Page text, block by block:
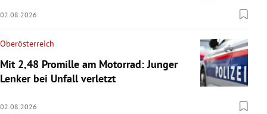
02.08.2026
Oberösterreich
Mit 2,48 Promille am Motorrad: Junger
Lenker bei Unfall verletzt
02.08.2026